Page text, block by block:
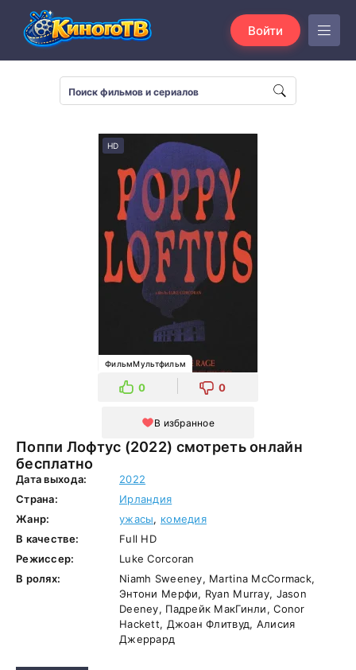
Войти
Поппи Лофтус (2022) смотреть онлайн
бесплатно
HD
ФильмМультфильм
0 0
В избранное
Дата выхода:
2022
Страна:
Ирландия
Жанр:
ужасы, комедия
В качестве:
Full HD
Режиссер:
Luke Corcoran
В ролях:
Niamh Sweeney, Martina McCormack,
Энтони Мерфи, Ryan Murray, Jason
Deeney, Падрейк МакГинли, Conor
Hackett, Джоан Флитвуд, Алисия
Джеррард